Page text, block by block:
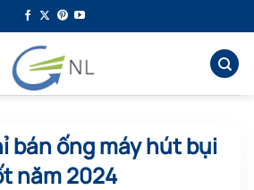
bán ống máy hút bụi
năm 2024